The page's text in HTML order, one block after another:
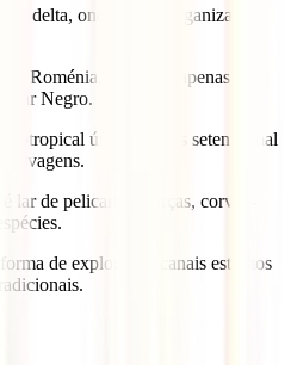
o delta, onde podes organizar
Roménia, acessível apenas por
Mar Negro.
única, a mais setentrional
selvagens.
lar de pelicanos, garças, corvos-
de explorar os canais estreitos